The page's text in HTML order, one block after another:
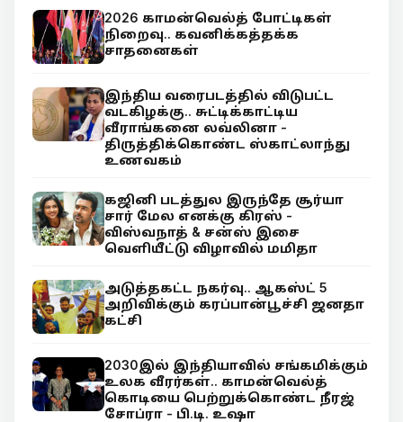
2026 காமன்வெல்த் போட்டிகள்
நிறைவு.. கவனிக்கத்தக்க
சாதனைகள்
இந்திய வரைபடத்தில் விடுபட்ட
வடகிழக்கு.. சுட்டிக்காட்டிய
வீராங்கனை லவ்லினா -
திருத்திக்கொண்ட ஸ்காட்லாந்து
உணவகம்
கஜினி படத்துல இருந்தே சூர்யா
சார் மேல எனக்கு கிரஸ் -
விஸ்வநாத் & சன்ஸ் இசை
வெளியீட்டு விழாவில் மமிதா
அடுத்தகட்ட நகர்வு.. ஆகஸ்ட் 5
அறிவிக்கும் கரப்பான்பூச்சி ஜனதா
கட்சி
2030இல் இந்தியாவில் சங்கமிக்கும்
உலக வீரர்கள்.. காமன்வெல்த்
கொடியை பெற்றுக்கொண்ட நீரஜ்
சோப்ரா - பி.டி. உஷா